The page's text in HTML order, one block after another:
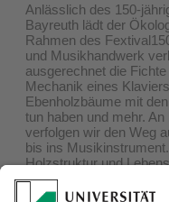
Anlässlich des 150-
Bayreuth lädt der
Rahmen des
und Musikhandwerk
ausgerechnet die
Mechanik eines
Ebenholzbäume mit
tun haben und mehr.
verfolgen wir den Weg
bis ins
Holzstruktur und
Holzes bestimmen und
für die Welt der Musik